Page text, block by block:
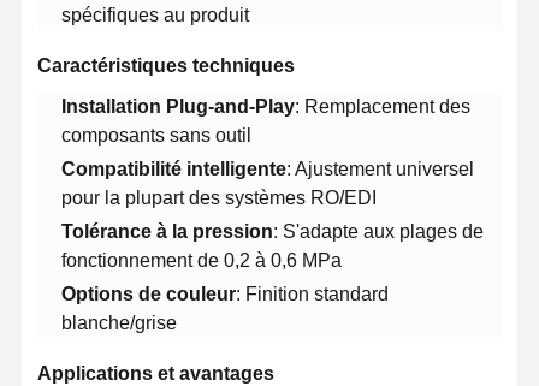
spécifiques au produit
​Caractéristiques techniques​
​Installation Plug-and-Play​​: Remplacement des
composants sans outil
​Compatibilité intelligente​​: Ajustement universel
pour la plupart des systèmes RO/EDI
​Tolérance à la pression​​: S'adapte aux plages de
fonctionnement de 0,2 à 0,6 MPa
​Options de couleur​​: Finition standard
blanche/grise
​Applications et avantages​